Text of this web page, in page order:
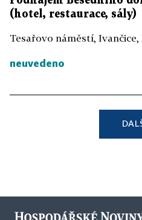
(hotel, restaurace, sály)
Tesařovo náměstí,
neuvedeno